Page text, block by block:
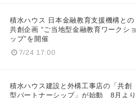
積水ハウス 日本金融教育支援機構との
共創企画 “ご当地型金融教育ワークショ
ップ”を開催
7/24 17:00
積水ハウス建設と外構工事店の「共創
型パートナーシップ」が始動 8月より